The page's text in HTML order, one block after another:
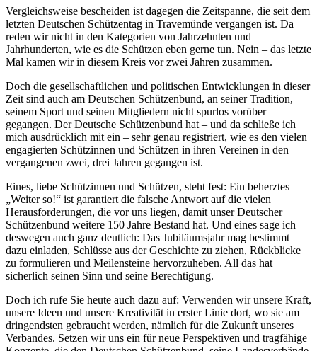
Vergleichsweise bescheiden ist dagegen die Zeitspanne, die seit dem
letzten Deutschen Schützentag in Travemünde vergangen ist. Da
reden wir nicht in den Kategorien von Jahrzehnten und
Jahrhunderten, wie es die Schützen eben gerne tun. Nein – das letzte
Mal kamen wir in diesem Kreis vor zwei Jahren zusammen.
Doch die gesellschaftlichen und politischen Entwicklungen in dieser
Zeit sind auch am Deutschen Schützenbund, an seiner Tradition,
seinem Sport und seinen Mitgliedern nicht spurlos vorüber
gegangen. Der Deutsche Schützenbund hat – und da schließe ich
mich ausdrücklich mit ein – sehr genau registriert, wie es den vielen
engagierten Schützinnen und Schützen in ihren Vereinen in den
vergangenen zwei, drei Jahren gegangen ist.
Eines, liebe Schützinnen und Schützen, steht fest: Ein beherztes
„Weiter so!“ ist garantiert die falsche Antwort auf die vielen
Herausforderungen, die vor uns liegen, damit unser Deutscher
Schützenbund weitere 150 Jahre Bestand hat. Und eines sage ich
deswegen auch ganz deutlich: Das Jubiläumsjahr mag bestimmt
dazu einladen, Schlüsse aus der Geschichte zu ziehen, Rückblicke
zu formulieren und Meilensteine hervorzuheben. All das hat
sicherlich seinen Sinn und seine Berechtigung.
Doch ich rufe Sie heute auch dazu auf: Verwenden wir unsere Kraft,
unsere Ideen und unsere Kreativität in erster Linie dort, wo sie am
dringendsten gebraucht werden, nämlich für die Zukunft unseres
Verbandes. Setzen wir uns ein für neue Perspektiven und tragfähige